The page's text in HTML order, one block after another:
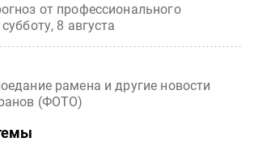
от профессионального
8 августа
рамена и другие новости
(ФОТО)